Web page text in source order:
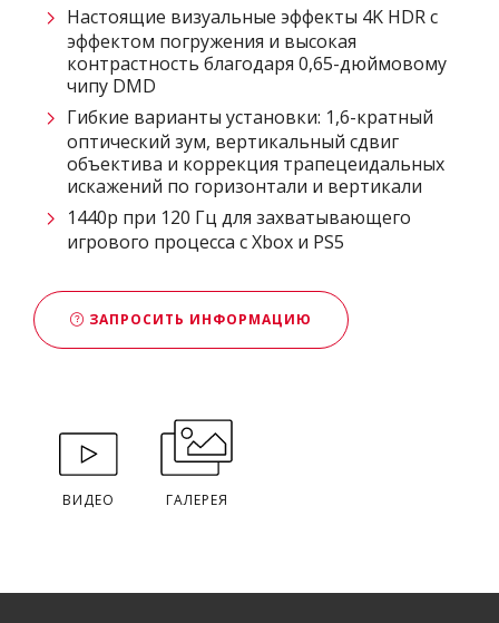
Настоящие визуальные эффекты 4K HDR с
эффектом погружения и высокая
контрастность благодаря 0,65-дюймовому
чипу DMD
Гибкие варианты установки: 1,6-кратный
оптический зум, вертикальный сдвиг
объектива и коррекция трапецеидальных
искажений по горизонтали и вертикали
1440p при 120 Гц для захватывающего
игрового процесса с Xbox и PS5
ЗАПРОСИТЬ ИНФОРМАЦИЮ
ВИДЕО ГАЛЕРЕЯ